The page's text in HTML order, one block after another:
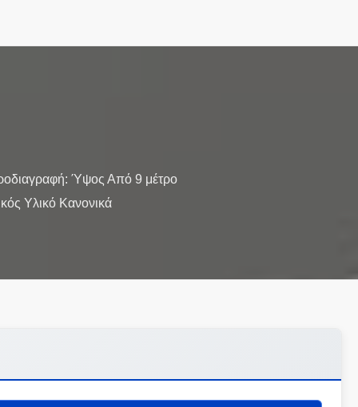
Ύψος Από 9 μέτρο
Υλικό Κανονικά